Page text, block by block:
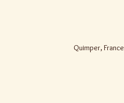
Quimper, France